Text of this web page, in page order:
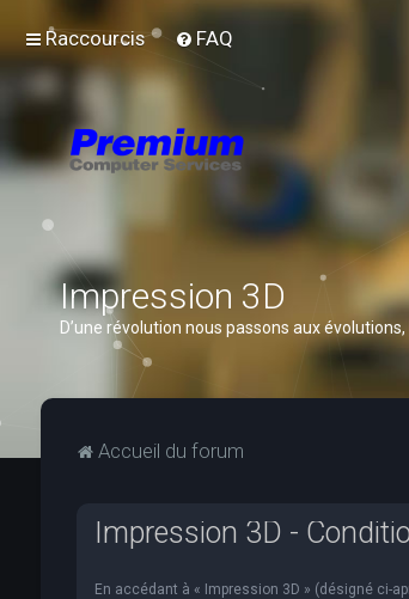
Raccourcis FAQ
Impression 3D
D’une révolution nous passons aux
Accueil du forum
Impression 3D -
En accédant à « Impression 3D » (désigné ci-